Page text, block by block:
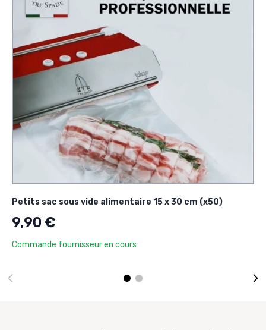
Petits sac sous vide alimentaire 15 x 30 cm (x50)
9,90 €
Commande fournisseur en cours